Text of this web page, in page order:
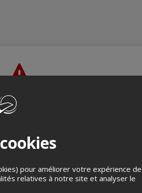
vous n'êtes pas un robot ci-bas.
pour améliorer votre expérience de
relatives à notre site et analyser le